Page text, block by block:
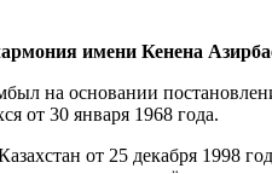
имени Кенена
на основании
от 30 января 1968 года.
от 25 декабря